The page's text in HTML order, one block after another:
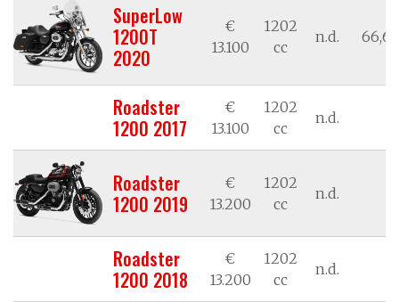
SuperLow
1200T
2020
€
13.100
1202
cc
n.d.
Roadster
1200 2017
€
13.100
1202
cc
n.d.
Roadster
1200 2019
€
13.200
1202
cc
n.d.
Roadster
1200 2018
€
13.200
1202
cc
n.d.